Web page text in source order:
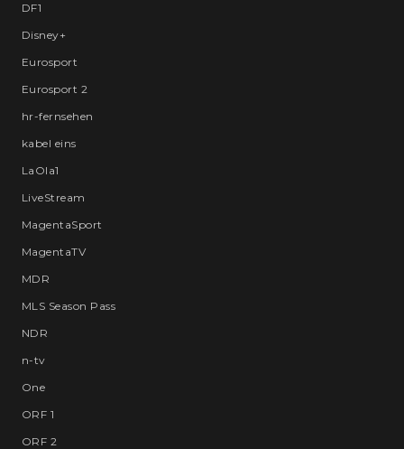
DF1
Disney+
Eurosport
Eurosport 2
hr-fernsehen
kabel eins
LaOla1
LiveStream
MagentaSport
MagentaTV
MDR
MLS Season Pass
NDR
n-tv
One
ORF 1
ORF 2